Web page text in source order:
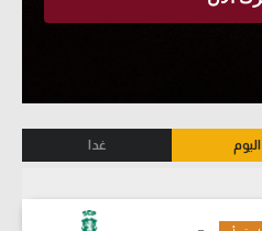
اليوم غدا